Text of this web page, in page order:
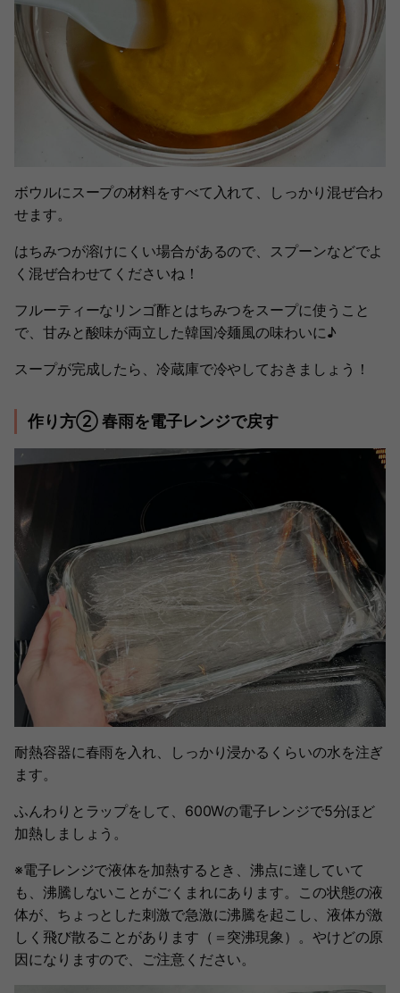
ボウルにスープの材料をすべて入れて、しっかり混ぜ合わ
せます。
はちみつが溶けにくい場合があるので、スプーンなどでよ
く混ぜ合わせてくださいね！
フルーティーなリンゴ酢とはちみつをスープに使うこと
で、甘みと酸味が両立した韓国冷麺風の味わいに♪
スープが完成したら、冷蔵庫で冷やしておきましょう！
作り方② 春雨を電子レンジで戻す
耐熱容器に春雨を入れ、しっかり浸かるくらいの水を注ぎ
ます。
ふんわりとラップをして、600Wの電子レンジで5分ほど
加熱しましょう。
※電子レンジで液体を加熱するとき、沸点に達していて
も、沸騰しないことがごくまれにあります。この状態の液
体が、ちょっとした刺激で急激に沸騰を起こし、液体が激
しく飛び散ることがあります（＝突沸現象）。やけどの原
因になりますので、ご注意ください。